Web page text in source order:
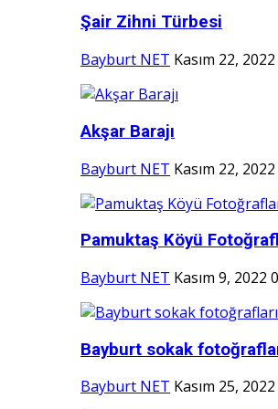
Şair Zihni Türbesi
Bayburt NET Kasım 22, 2022
Akşar Barajı
Bayburt NET Kasım 22, 2022
Pamuktaş Köyü
Bayburt NET Kasım 9, 2022 0
Bayburt sokak
Bayburt NET Kasım 25, 2022